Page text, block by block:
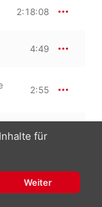
2:18:08
4:49
2:55
2:39
3:39
für
Weiter